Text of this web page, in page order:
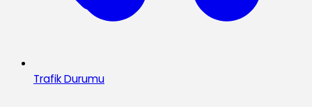
Trafik Durumu